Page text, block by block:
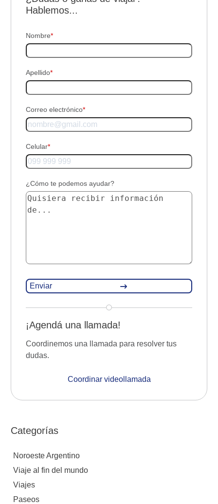
Hablemos...
Nombre*
Apellido*
Correo electrónico*
Celular*
¿Cómo te podemos ayudar?
¡Agendá una llamada!
Coordinemos una llamada para resolver tus
dudas.
Coordinar videollamada
Categorías
Noroeste Argentino
Viaje al fin del mundo
Viajes
Paseos